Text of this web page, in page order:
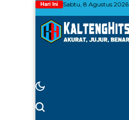
Hari Ini Sabtu, 8 Agustus 2026